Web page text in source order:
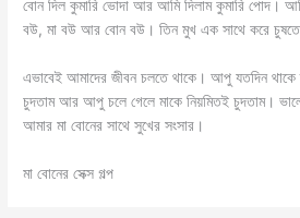
বোন দিল কুমারি ভোদা আর আমি দিলাম কুমারি পোদ।
বউ, মা বউ আর বোন বউ। তিন মুখ এক সাথে করে চুষতে
এভাবেই আমাদের জীবন চলতে থাকে। আপু যতদিন
চুদতাম আর আপু চলে গেলে মাকে নিয়মিতই চুদতাম।
আমার মা বোনের সাথে সুখের সংসার।
মা বোনের সেক্স গল্প